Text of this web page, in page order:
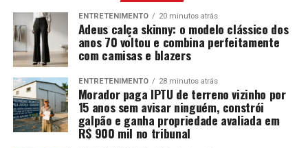
ENTRETENIMENTO 20 minutos atrás
Adeus calça skinny: o modelo clássico dos
anos 70 voltou e combina perfeitamente
com camisas e blazers
ENTRETENIMENTO 28 minutos atrás
Morador paga IPTU de terreno vizinho por
15 anos sem avisar ninguém, constrói
galpão e ganha propriedade avaliada em
R$ 900 mil no tribunal